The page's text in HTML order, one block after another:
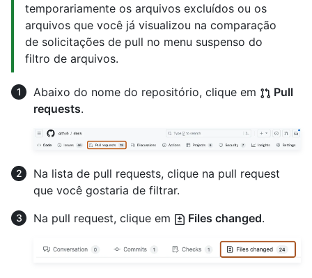
temporariamente os arquivos excluídos ou os
arquivos que você já visualizou na comparação
de solicitações de pull no menu suspenso do
filtro de arquivos.
Abaixo do nome do repositório, clique em
Pull
requests.
Na lista de pull requests, clique na pull request
que você gostaria de filtrar.
Na pull request, clique em
Files changed.